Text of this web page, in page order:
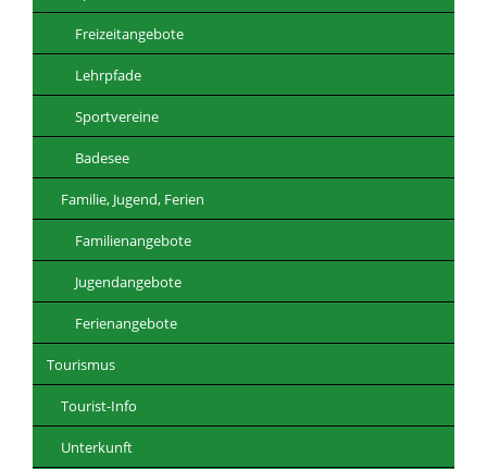
Freizeitangebote
Lehrpfade
Sportvereine
Badesee
Familie, Jugend, Ferien
Familienangebote
Jugendangebote
Ferienangebote
Tourismus
Tourist-Info
Unterkunft